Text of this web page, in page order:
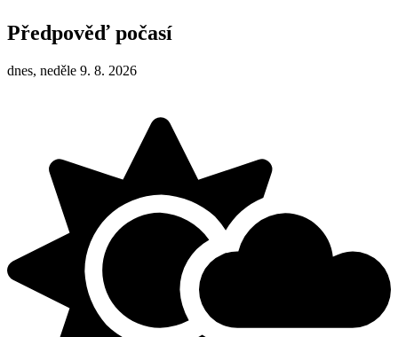
Předpověď počasí
dnes, neděle 9. 8. 2026